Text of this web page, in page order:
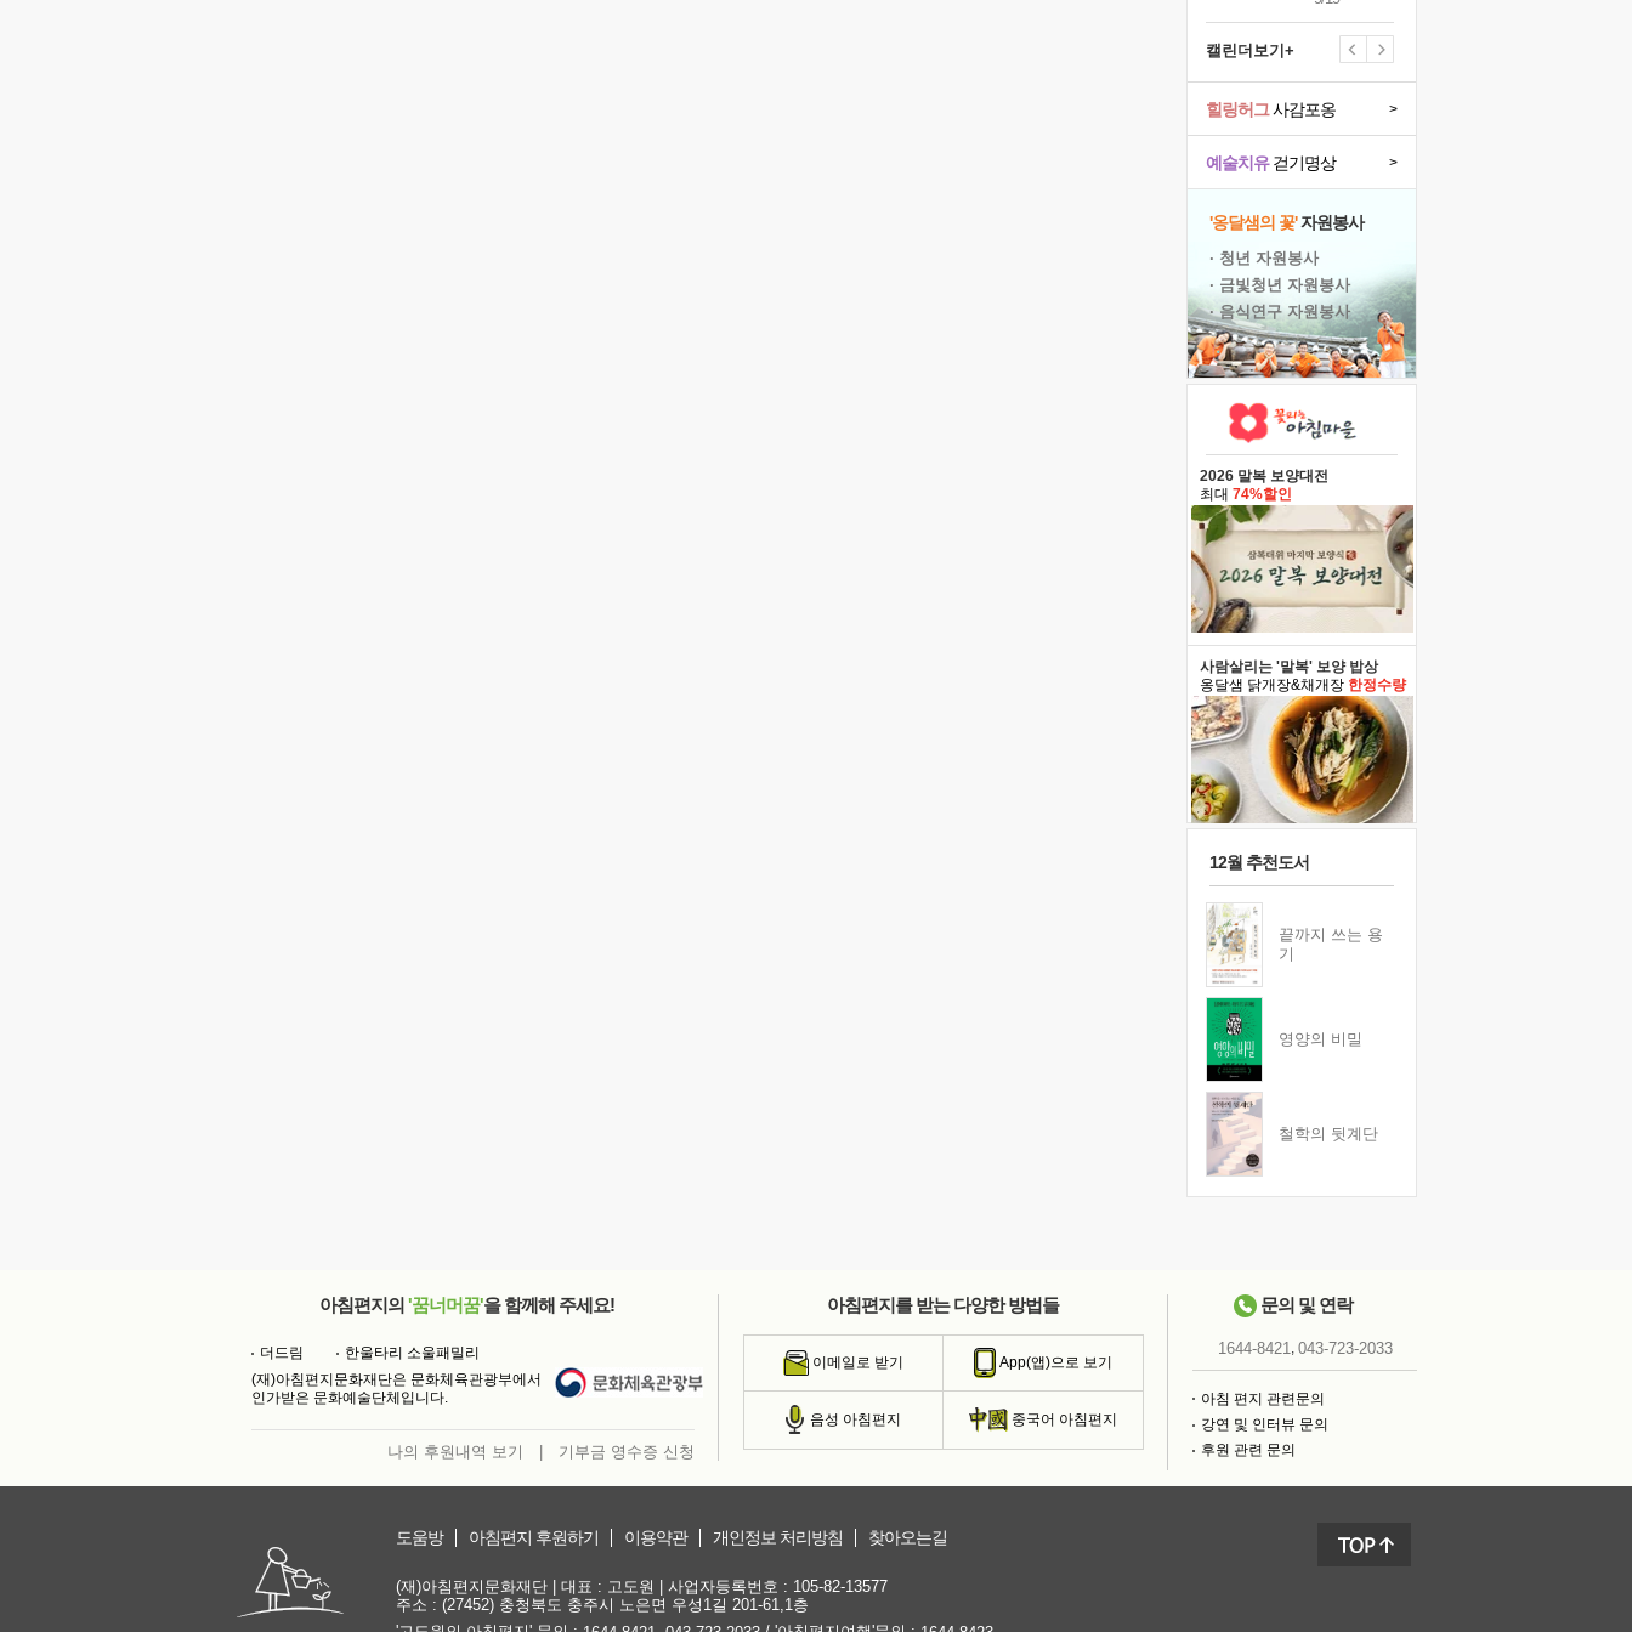
캘린더보기+
예술치유걷기명상 >
힐링허그사감포옹 >
'옹달샘의 꽃'자원봉사
· 청년 자원봉사
· 금빛청년 자원봉사
· 음식연구 자원봉사
2026 말복 보양대전
최대 74%할인
사람살리는 '말복' 보양 밥상
옹달샘 닭개장&채개장 한정수량
12월 추천도서
끝까지 쓰는 용
기
영양의 비밀
철학의 뒷계단
아침편지의 '꿈너머꿈'을 함께해 주세요!
더드림
한울타리 소울패밀리
(재)아침편지문화재단은 문화체육관광부에서
인가받은 문화예술단체입니다.
나의 후원내역 보기 기부금 영수증 신청
아침편지를 받는 다양한 방법들
이메일로 받기 App(앱)으로 보기
음성 아침편지 중국어 아침편지
문의 및 연락
1644-8421, 043-723-2033
아침 편지 관련문의
강연 및 인터뷰 문의
후원 관련 문의
도움방 아침편지 후원하기 이용약관 개인정보 처리방침 찾아오는길
(재)아침편지문화재단 | 대표 : 고도원 | 사업자등록번호 : 105-82-13577
주소 : (27452) 충청북도 충주시 노은면 우성1길 201-61,1층